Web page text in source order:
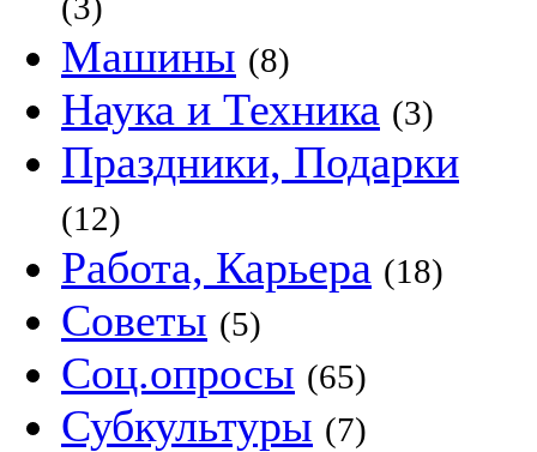
Машины (8)
Наука и Техника (3)
Праздники, Подарки
(12)
Работа, Карьера (18)
Советы (5)
Соц.опросы (65)
Субкультуры (7)